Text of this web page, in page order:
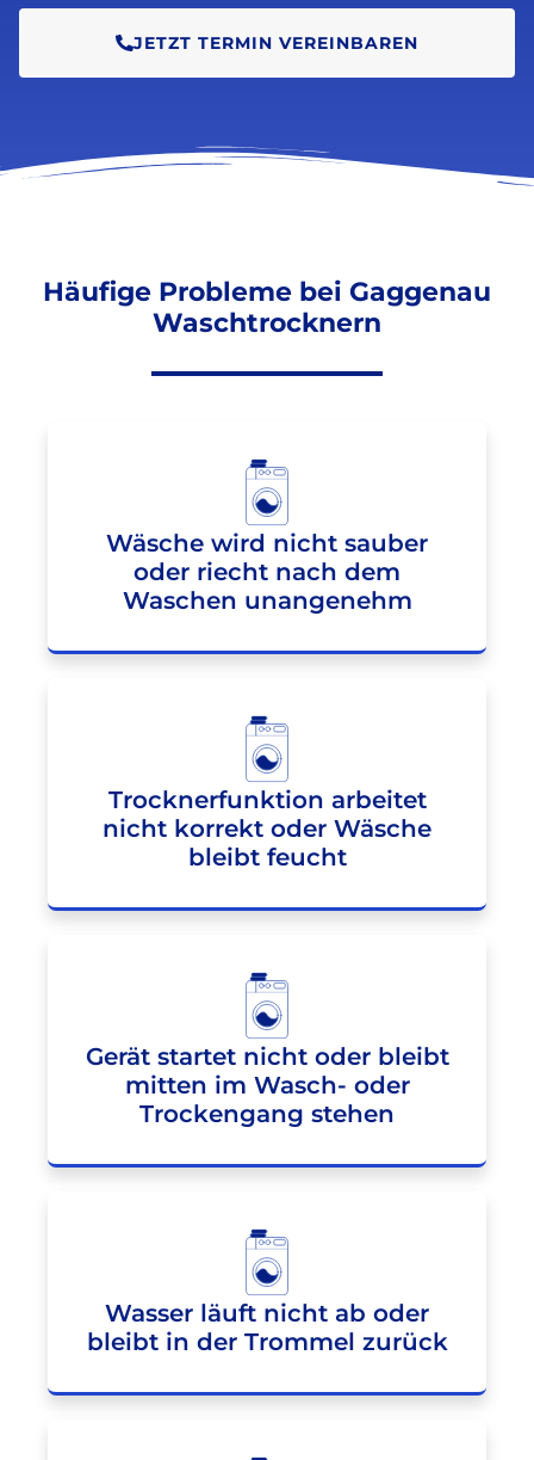
JETZT TERMIN VEREINBAREN
Häufige Probleme bei Gaggenau
Waschtrocknern
Wäsche wird nicht sauber
oder riecht nach dem
Waschen unangenehm
Trocknerfunktion arbeitet
nicht korrekt oder Wäsche
bleibt feucht
Gerät startet nicht oder bleibt
mitten im Wasch- oder
Trockengang stehen
Wasser läuft nicht ab oder
bleibt in der Trommel zurück